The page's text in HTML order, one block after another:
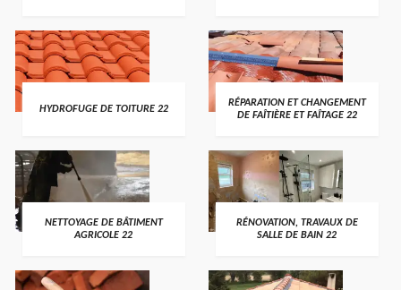
HYDROFUGE DE TOITURE 22
RÉPARATION ET CHANGEMENT
DE FAÎTIÈRE ET FAÎTAGE 22
NETTOYAGE DE BÂTIMENT
AGRICOLE 22
RÉNOVATION, TRAVAUX DE
SALLE DE BAIN 22